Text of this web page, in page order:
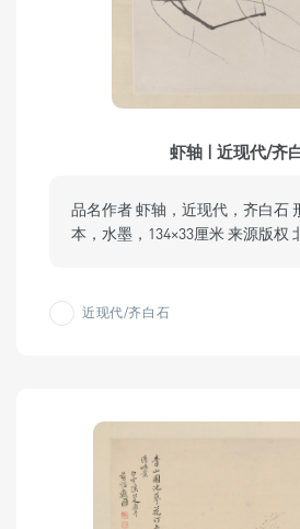
虾轴 | 近现代/齐
品名作者 虾轴，近现代，齐白石
本，水墨，134×33厘米 来源版权
近现代/齐白石